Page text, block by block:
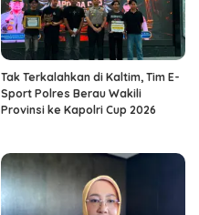
Tak Terkalahkan di Kaltim, Tim E-
Sport Polres Berau Wakili
Provinsi ke Kapolri Cup 2026